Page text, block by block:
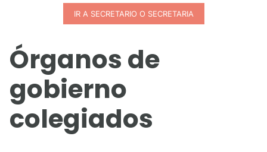
IR A SECRETARIO O SECRETARIA
Órganos de
gobierno
colegiados